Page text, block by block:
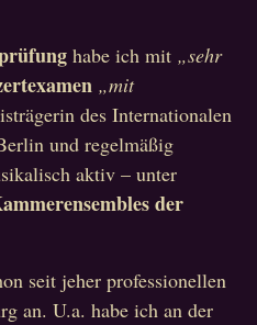
habe ich mit „sehr
„mit
des Internationalen
und regelmäßig
aktiv – unter
der
seit jeher professionellen
an. U.a. habe ich an der